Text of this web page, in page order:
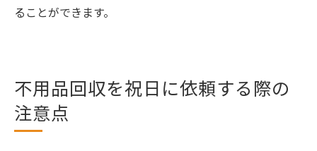
ることができます。
不用品回収を祝日に依頼する際の
注意点